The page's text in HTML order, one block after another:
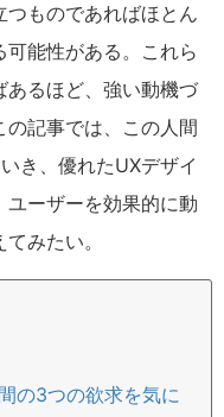
ものであればほとん
能性がある。これら
あるほど、強い動機づ
記事では、この人間
き、優れたUXデザイ
ユーザーを効果的に動
みたい。
の3つの欲求を気に